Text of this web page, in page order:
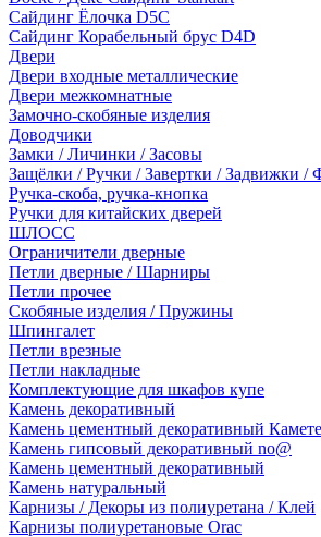
Сайдинг Ёлочка D5C
Сайдинг Корабельный брус D4D
Двери
Двери входные металлические
Двери межкомнатные
Замочно-скобяные изделия
Доводчики
Замки / Личинки / Засовы
Защёлки / Ручки / Завертки / Задвижки /
Ручка-скоба, ручка-кнопка
Ручки для китайских дверей
ШЛОСС
Ограничители дверные
Петли дверные / Шарниры
Петли прочее
Скобяные изделия / Пружины
Шпингалет
Петли врезные
Петли накладные
Комплектующие для шкафов купе
Камень декоративный
Камень цементный декоративный
Камень гипсовый декоративный no@
Камень цементный декоративный
Камень натуральный
Карнизы / Декоры из полиуретана / Клей
Карнизы полиуретановые Orac